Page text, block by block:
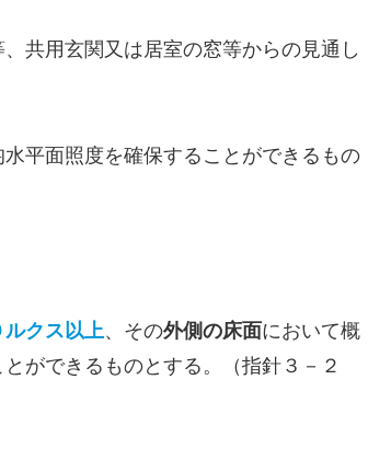
共用玄関又は居室の窓等からの見通し
水平面照度を確保することができるもの
ルクス以上、その外側の床面において概
ができるものとする。（指針３－２